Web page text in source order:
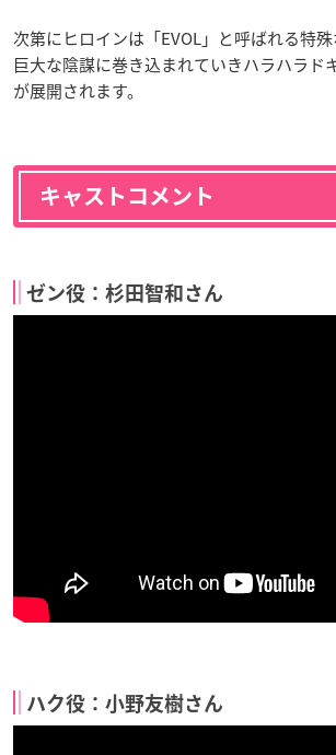
次第にヒロインは「EVOL」と呼ばれる特殊
巨大な陰謀に巻き込まれていきハラハラド
が展開されます。
キャストコメント
ゼン役：杉田智和さん
ハク役：小野友樹さん